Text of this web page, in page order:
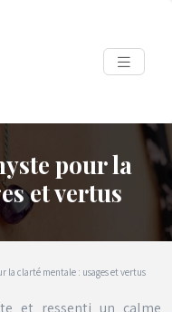
pour la
et vertus
la clarté mentale : usages et vertus
et ressenti un calme